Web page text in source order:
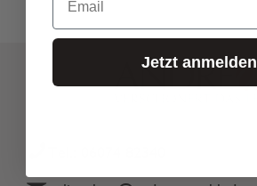
Jetzt anmelden